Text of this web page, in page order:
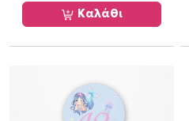
Καλάθι